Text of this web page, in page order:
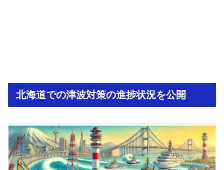
北海道での津波対策の進捗状況を公開